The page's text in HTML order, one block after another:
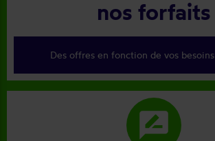
nos forfaits
Des offres en fonction de vos besoins
rate_review